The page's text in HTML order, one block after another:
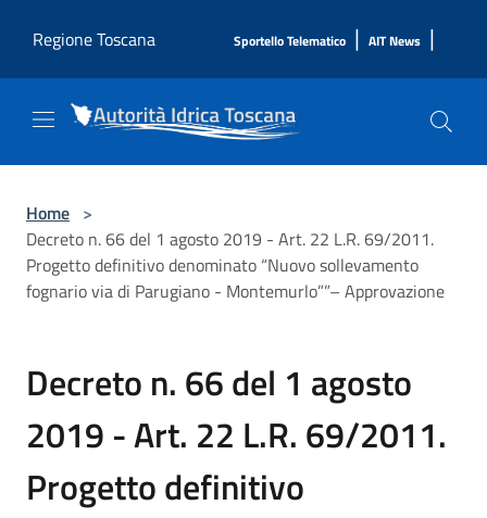
Regione Toscana
Sportello Telematico | AIT News |
Home >
Decreto n. 66 del 1 agosto 2019 - Art. 22 L.R. 69/2011.
Progetto definitivo denominato “Nuovo sollevamento
fognario via di Parugiano - Montemurlo””– Approvazione
Decreto n. 66 del 1 agosto
2019 - Art. 22 L.R. 69/2011.
Progetto definitivo